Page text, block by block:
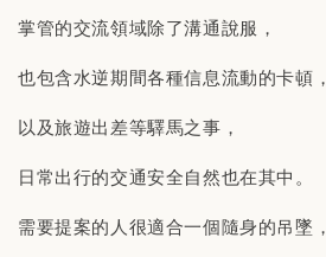
掌管的交流領域除了溝通說服，
也包含水逆期間各種信息流動的卡頓，
以及旅遊出差等驛馬之事，
日常出行的交通安全自然也在其中。
需要提案的人很適合一個隨身的吊墜，